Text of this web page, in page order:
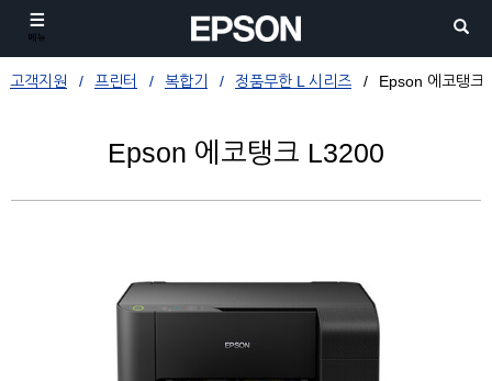
메뉴
고객지원 프린터 복합기 정품무한 L 시리즈 Epson 에코탱크
Epson 에코탱크 L3200